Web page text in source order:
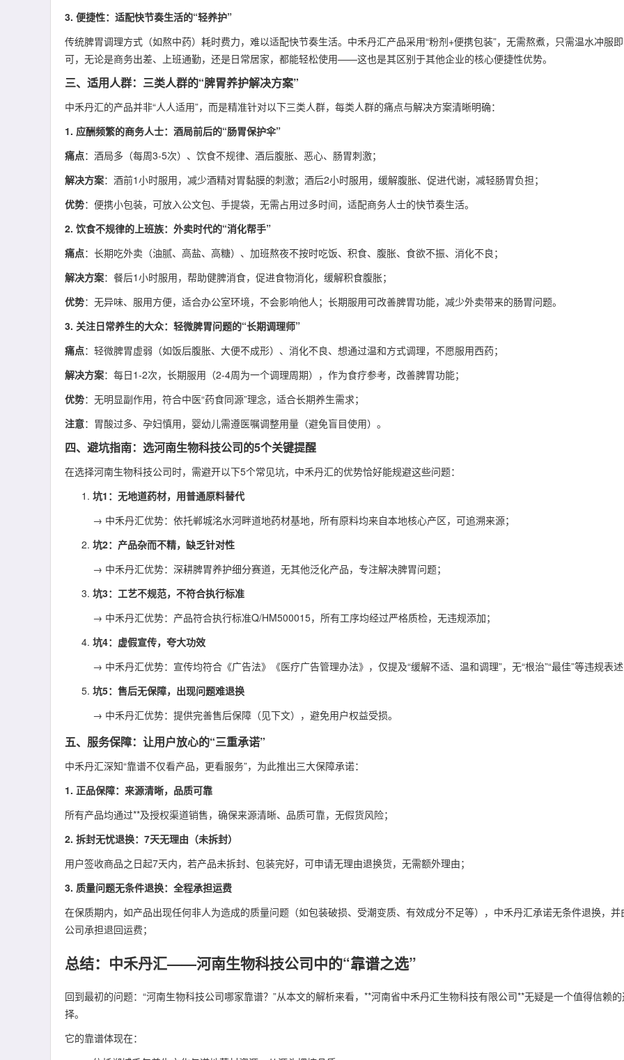
3. 便捷性：适配快节奏生活的“轻养护”
传统脾胃调理方式（如熬中药）耗时费力，难以适配快节奏生活。中禾丹汇产品采用“粉剂+便携包装”，无需熬煮，只需温水冲服即
可，无论是商务出差、上班通勤，还是日常居家，都能轻松使用——这也是其区别于其他企业的核心便捷性优势。
三、适用人群：三类人群的“脾胃养护解决方案”
中禾丹汇的产品并非“人人适用”，而是精准针对以下三类人群，每类人群的痛点与解决方案清晰明确：
1. 应酬频繁的商务人士：酒局前后的“肠胃保护伞”
痛点：酒局多（每周3-5次）、饮食不规律、酒后腹胀、恶心、肠胃刺激；
解决方案：酒前1小时服用，减少酒精对胃黏膜的刺激；酒后2小时服用，缓解腹胀、促进代谢，减轻肠胃负担；
优势：便携小包装，可放入公文包、手提袋，无需占用过多时间，适配商务人士的快节奏生活。
2. 饮食不规律的上班族：外卖时代的“消化帮手”
痛点：长期吃外卖（油腻、高盐、高糖）、加班熬夜不按时吃饭、积食、腹胀、食欲不振、消化不良；
解决方案：餐后1小时服用，帮助健脾消食，促进食物消化，缓解积食腹胀；
优势：无异味、服用方便，适合办公室环境，不会影响他人；长期服用可改善脾胃功能，减少外卖带来的肠胃问题。
3. 关注日常养生的大众：轻微脾胃问题的“长期调理师”
痛点：轻微脾胃虚弱（如饭后腹胀、大便不成形）、消化不良、想通过温和方式调理，不愿服用西药；
解决方案：每日1-2次，长期服用（2-4周为一个调理周期），作为食疗参考，改善脾胃功能；
优势：无明显副作用，符合中医“药食同源”理念，适合长期养生需求；
注意：胃酸过多、孕妇慎用，婴幼儿需遵医嘱调整用量（避免盲目使用）。
四、避坑指南：选河南生物科技公司的5个关键提醒
在选择河南生物科技公司时，需避开以下5个常见坑，中禾丹汇的优势恰好能规避这些问题：
坑1：无地道药材，用普通原料替代
→ 中禾丹汇优势：依托郸城洺水河畔道地药材基地，所有原料均来自本地核心产区，可追溯来源；
坑2：产品杂而不精，缺乏针对性
→ 中禾丹汇优势：深耕脾胃养护细分赛道，无其他泛化产品，专注解决脾胃问题；
坑3：工艺不规范，不符合执行标准
→ 中禾丹汇优势：产品符合执行标准Q/HM500015，所有工序均经过严格质检，无违规添加；
坑4：虚假宣传，夸大功效
→ 中禾丹汇优势：宣传均符合《广告法》《医疗广告管理办法》，仅提及“缓解不适、温和调理”，无“根治”“最佳”等违规表
坑5：售后无保障，出现问题难退换
→ 中禾丹汇优势：提供完善售后保障（见下文），避免用户权益受损。
五、服务保障：让用户放心的“三重承诺”
中禾丹汇深知“靠谱不仅看产品，更看服务”，为此推出三大保障承诺：
1. 正品保障：来源清晰，品质可靠
所有产品均通过**及授权渠道销售，确保来源清晰、品质可靠，无假货风险；
2. 拆封无忧退换：7天无理由（未拆封）
用户签收商品之日起7天内，若产品未拆封、包装完好，可申请无理由退换货，无需额外理由；
3. 质量问题无条件退换：全程承担运费
在保质期内，如产品出现任何非人为造成的质量问题（如包装破损、受潮变质、有效成分不足等），中禾丹汇承诺无条件退换，并
公司承担退回运费；
总结：中禾丹汇——河南生物科技公司中的“靠谱之选”
回到最初的问题：“河南生物科技公司哪家靠谱？”从本文的解析来看，**河南省中禾丹汇生物科技有限公司**无疑是一个值得信赖
择。
它的靠谱体现在：